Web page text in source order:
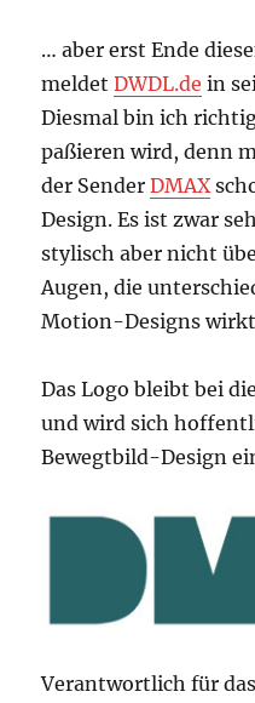
… aber erst Ende
meldetDWDL.de in
Diesmal bin ich
paßieren wird, denn
der SenderDMAX
Design. Es ist zwar
stylisch aber nicht
Augen, die
Motion-Designs
Das Logo bleibt bei
und wird sich
Bewegtbild-Design
Verantwortlich für